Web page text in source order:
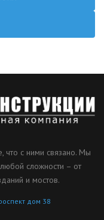
что с ними связано. Мы
сложности – от
и мостов.
дом 38